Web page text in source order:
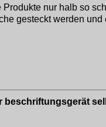
nur halb so
gesteckt werden und
beschriftungsgerät